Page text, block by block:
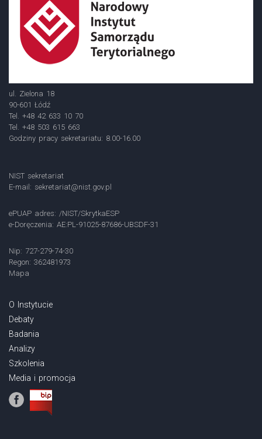
ul. Zielona 18
90-601 Łódź
Tel. +48 42 633 10 70
Tel. +48 503 615 663
Godziny pracy sekretariatu: 8.00-16.00
NIST sekretariat
E-mail: sekretariat@nist.gov.pl
ePUAP adres: /NIST/SkrytkaESP
e-Doręczenia: AE:PL-91025-87686-UBSDF-31
Nip: 727-279-74-30
Regon: 362481973
Mapa
O Instytucie
Debaty
Badania
Analizy
Szkolenia
Media i promocja